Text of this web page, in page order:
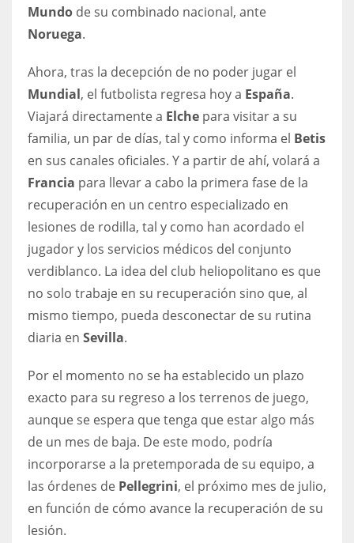
OAK
19
17
DAL
22
WSH
26
Mundo de su combinado nacional, ante
Noruega.
Ahora, tras la decepción de no poder jugar el
Mundial, el futbolista regresa hoy a España.
Viajará directamente a Elche para visitar a su
familia, un par de días, tal y como informa el Betis
en sus canales oficiales. Y a partir de ahí, volará a
Francia para llevar a cabo la primera fase de la
recuperación en un centro especializado en
lesiones de rodilla, tal y como han acordado el
jugador y los servicios médicos del conjunto
verdiblanco. La idea del club heliopolitano es que
no solo trabaje en su recuperación sino que, al
mismo tiempo, pueda desconectar de su rutina
diaria en Sevilla.
Por el momento no se ha establecido un plazo
exacto para su regreso a los terrenos de juego,
aunque se espera que tenga que estar algo más
de un mes de baja. De este modo, podría
incorporarse a la pretemporada de su equipo, a
las órdenes de Pellegrini, el próximo mes de julio,
en función de cómo avance la recuperación de su
lesión.